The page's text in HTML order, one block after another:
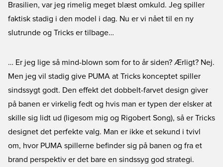
Brasilien, var jeg rimelig meget blæst omkuld. Jeg spiller
faktisk stadig i den model i dag. Nu er vi nået til en ny
slutrunde og Tricks er tilbage…
… Er jeg lige så mind-blown som for to år siden? Ærligt? Nej.
Men jeg vil stadig give PUMA at Tricks konceptet spiller
sindssygt godt. Den effekt det dobbelt-farvet design giver
på banen er virkelig fedt og hvis man er typen der elsker at
skille sig lidt ud (ligesom mig og Rigobert Song), så er Tricks
designet det perfekte valg. Man er ikke et sekund i tvivl
om, hvor PUMA spillerne befinder sig på banen og fra et
brand perspektiv er det bare en sindssyg god strategi.